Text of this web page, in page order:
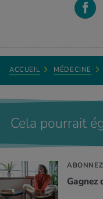
ACCUEIL MÉDECINE
Cela pourrait
Gagnez